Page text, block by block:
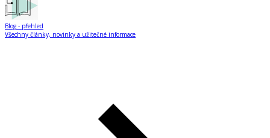
Blog - přehled
Všechny články, novinky a užitečné informace